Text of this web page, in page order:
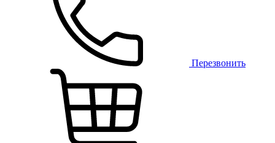
Перезвонить